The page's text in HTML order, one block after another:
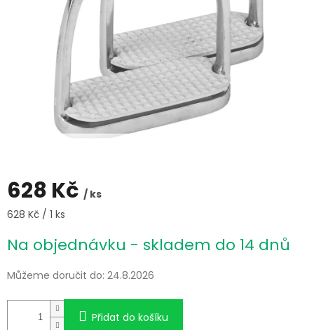
628 Kč / ks
Měrná
628 Kč / 1 ks
Na objednávku - skladem do 14 dnů
Můžeme doručit do: 24.8.2026
Přidat do košíku